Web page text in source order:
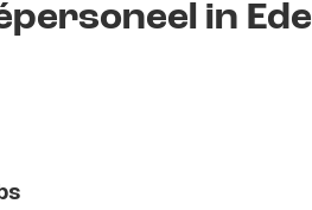
in Ede